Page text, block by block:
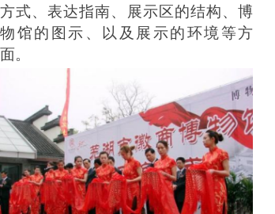
方式、表达指南、展示区的结构、博
物馆的图示、以及展示的环境等方
面。